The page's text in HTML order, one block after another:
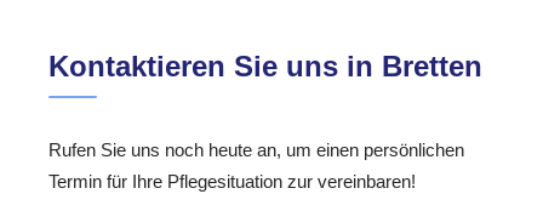
Kontaktieren Sie uns in Bretten
Rufen Sie uns noch heute an, um einen persönlichen
Termin für Ihre Pflegesituation zur vereinbaren!